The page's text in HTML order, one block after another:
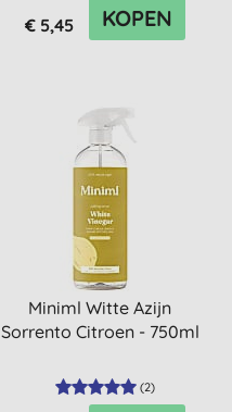
€ 5,45 KOPEN
Miniml Witte Azijn
Sorrento Citroen - 750ml
(2)